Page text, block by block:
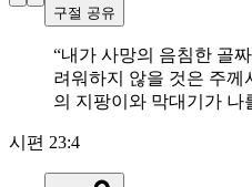
구절 공유
“내가 사망의 음침한 골
려워하지 않을 것은 주께
의 지팡이와 막대기가 나
시편 23:4